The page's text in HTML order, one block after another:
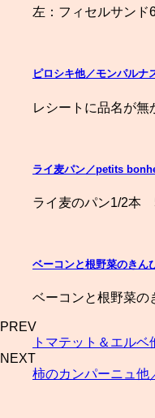
左：フィセルサン
ピロシキ他／モンパルナ
レシートに品名が
ライ麦パン／petits
ライ麦のパン1/2本
ベーコンと根野菜のきん
ベーコンと根野菜
PREV
トマテット＆エル
NEXT
柿のカンパーニュ他